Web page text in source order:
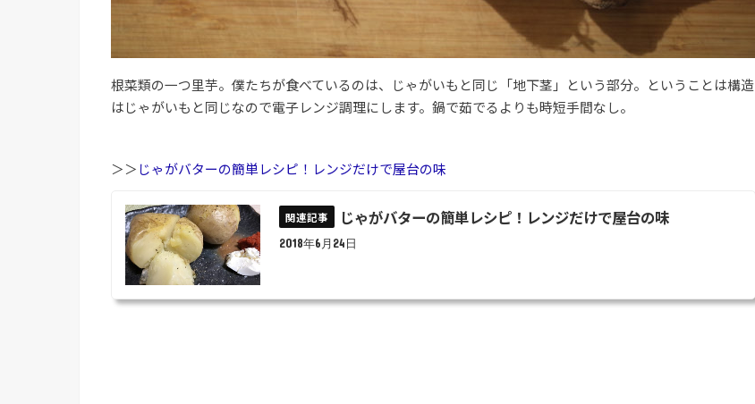
根菜類の一つ里芋。僕たちが食べているのは、じゃがいもと同じ「地下茎」という部分。ということは構造
はじゃがいもと同じなので電子レンジ調理にします。鍋で茹でるよりも時短手間なし。
＞＞ じゃがバターの簡単レシピ！レンジだけで屋台の味
じゃがバターの簡単レシピ！レンジだけで屋台の味
2018年6月24日